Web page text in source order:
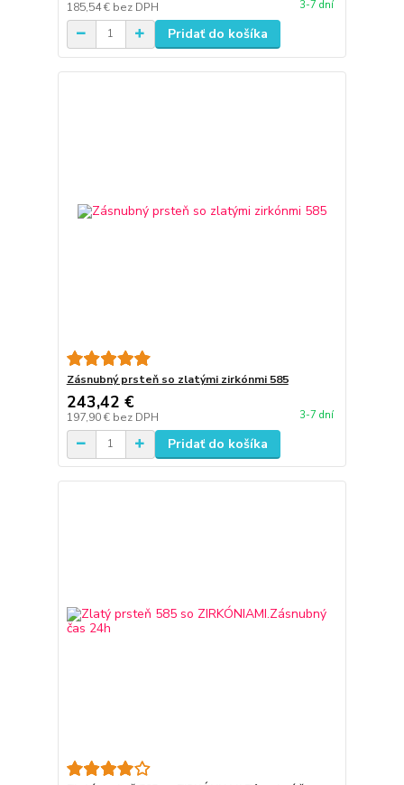
185,54 € bez DPH 3-7 dní
Pridať do košíka
Zásnubný prsteň so zlatými zirkónmi 585
243,42 €
197,90 € bez DPH 3-7 dní
Pridať do košíka